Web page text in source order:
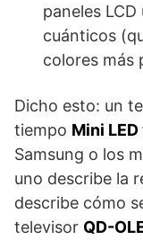
paneles
cuánticos
colores más
Dicho esto: un
tiempo Mini LED
Samsung o los
uno describe la
describe cómo
televisor QD-